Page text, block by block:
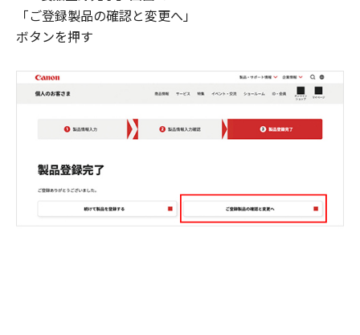
「ご登録製品の確認と変更へ」
ボタンを押す